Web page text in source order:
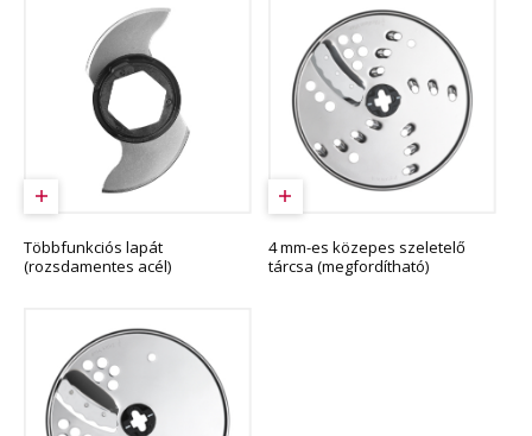
Többfunkciós lapát
(rozsdamentes acél)
4 mm-es közepes szeletelő
tárcsa (megfordítható)